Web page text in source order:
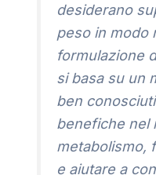
desiderano
peso in modo
formulazione
si basa su un
ben
benefiche nel
metabolismo,
e aiutare a